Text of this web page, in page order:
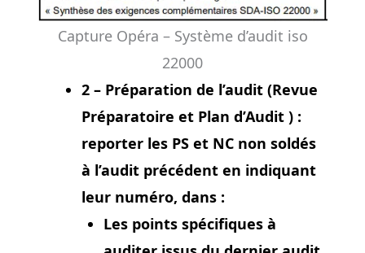
Capture Opéra – Système d’audit iso
22000
2 – Préparation de l’audit (Revue
Préparatoire et Plan d’Audit ) :
reporter les PS et NC non soldés
à l’audit précédent en indiquant
leur numéro, dans :
Les points spécifiques à